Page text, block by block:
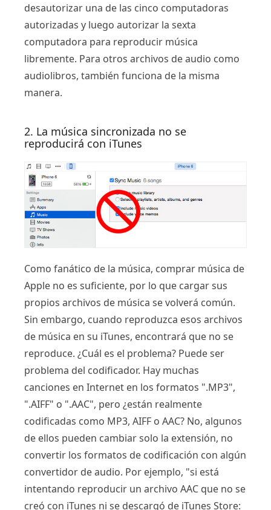
desautorizar una de las cinco computadoras
autorizadas y luego autorizar la sexta
computadora para reproducir música
libremente. Para otros archivos de audio como
audiolibros, también funciona de la misma
manera.
2. La música sincronizada no se
reproducirá con iTunes
Como fanático de la música, comprar música de
Apple no es suficiente, por lo que cargar sus
propios archivos de música se volverá común.
Sin embargo, cuando reproduzca esos archivos
de música en su iTunes, encontrará que no se
reproduce. ¿Cuál es el problema? Puede ser
problema del codificador. Hay muchas
canciones en Internet en los formatos ".MP3",
".AIFF" o ".AAC", pero ¿están realmente
codificadas como MP3, AIFF o AAC? No, algunos
de ellos pueden cambiar solo la extensión, no
convertir los formatos de codificación con algún
convertidor de audio. Por ejemplo, "si está
intentando reproducir un archivo AAC que no se
creó con iTunes ni se descargó de iTunes Store: